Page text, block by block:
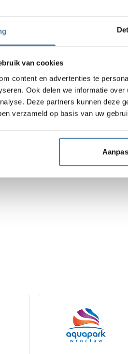
van cookies
content en advertenties te
Ook delen we informatie
Deze partners kunnen deze
verzameld op basis van uw